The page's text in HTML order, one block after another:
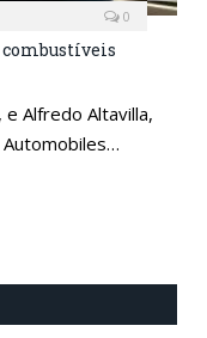
0
combustíveis
Alfredo Altavilla,